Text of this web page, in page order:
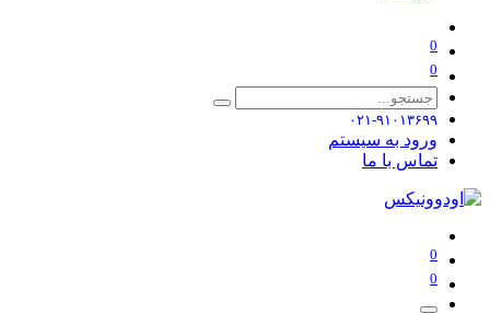
0
0
۰۲۱-۹۱۰۱۳۶۹۹
ورود به سیستم
تماس با ما
0
0